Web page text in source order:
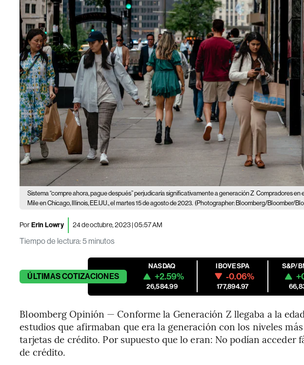
Sistema “compre ahora, pague después” perjudicaría significativamente a generación Z Compradores en
Mile en Chicago, Illinois, EE.UU., el martes 15 de agosto de 2023. (Photographer: Bloomberg/Bloomber/
PorErin Lowry 24 de octubre, 2023 | 05:57 AM
Tiempo de lectura:5 minutos
ÚLTIMASCOTIZACIONES
NASDAQ
+2.59%
26,584.99
IBOVESPA
-0.06%
177,894.97
S&P/
Bloomberg Opinión — Conforme la Generación Z llegaba a la
estudios que afirmaban que era la generación con los niveles
tarjetas de crédito. Por supuesto que lo eran: No podían acceder
de crédito.